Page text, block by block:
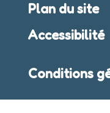
Plan du site
Accessibilité
Conditions